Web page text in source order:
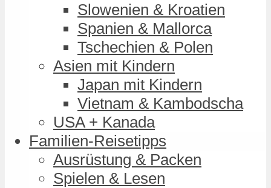
Slowenien & Kroatien
Spanien & Mallorca
Tschechien & Polen
Asien mit Kindern
Japan mit Kindern
Vietnam & Kambodscha
USA + Kanada
Familien-Reisetipps
Ausrüstung & Packen
Spielen & Lesen